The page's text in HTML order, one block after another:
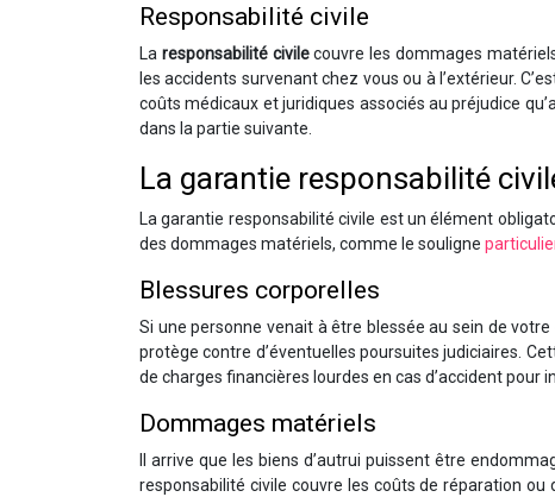
Responsabilité civile
La responsabilité civilecouvre les dommages
les accidents survenant chez vous ou à l’extérieur.
coûts médicaux et juridiques associés au préjudice
dans la partie suivante.
La garantie responsabilité
La garantie responsabilité civile est un élément
des dommages matériels, comme le souligne
Blessures corporelles
Si une personne venait à être blessée au sein de
protège contre d’éventuelles poursuites judiciaires.
de charges financières lourdes en cas d’accident pour
Dommages matériels
Il arrive que les biens d’autrui puissent être
responsabilité civile couvre les coûts de réparation